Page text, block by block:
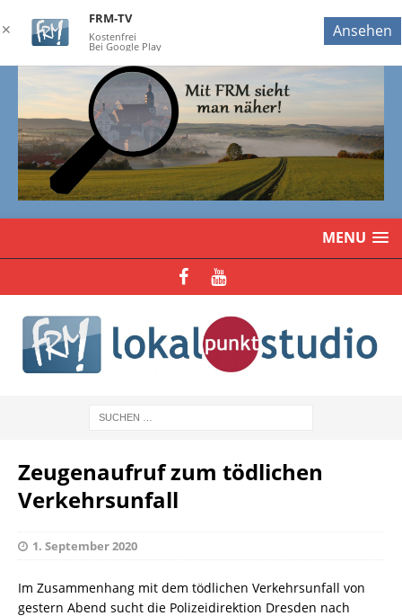
MENU
Zeugenaufruf zum tödlichen
Verkehrsunfall
1. September 2020
Im Zusammenhang mit dem tödlichen Verkehrsunfall von
gestern Abend sucht die Polizeidirektion Dresden nach
✕
FRM-TV
Kostenfrei
Bei Google Play
Ansehen